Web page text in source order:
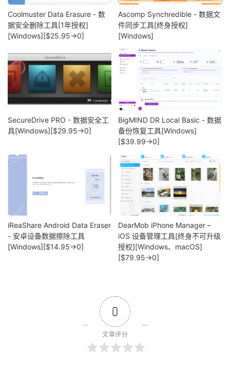
Coolmuster Data Erasure - 数
据安全删除工具[1年授权]
[Windows][$25.95→0]
Ascomp Synchredible - 数据文
件同步工具[终身授权]
[Windows]
SecureDrive PRO - 数据安全工
具[Windows][$29.95→0]
BigMIND DR Local Basic - 数据
备份恢复工具[Windows]
[$39.99→0]
iReaShare Android Data Eraser
- 安卓设备数据擦除工具
[Windows][$14.95→0]
DearMob iPhone Manager –
iOS 设备管理工具[终身不可升级
授权][Windows、macOS]
[$79.95→0]
0
文章评分